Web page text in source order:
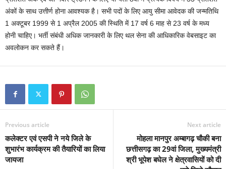
अंकों के साथ उत्तीर्ण होना आवश्यक है। सभी पदों के लिए आयु सीमा आवेदक की जन्मतिथि
1 अक्टूबर 1999 से 1 अप्रैल 2005 की स्थिति में 17 वर्ष 6 माह से 23 वर्ष के मध्य
होनी चाहिए। भर्ती संबंधी अधिक जानकारी के लिए थल सेना की आधिकारिक वेबसाइट का
अवलोकन कर सकते हैं।
Previous article
कलेक्टर एवं एसपी ने नये जिले के
शुभारंभ कार्यक्रम की तैयारियों का लिया
जायजा
Next article
मोहला मानपुर अम्बागढ़ चौकी बना
छत्तीसगढ़ का 29वां जिला, मुख्यमंत्री
श्री भूपेश बघेल ने क्षेत्रवासियों को दी